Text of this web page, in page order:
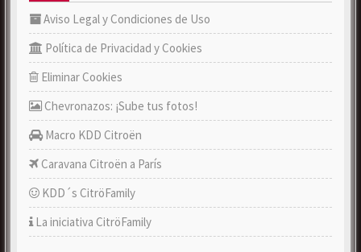
Aviso Legal y Condiciones de Uso
Política de Privacidad y Cookies
Eliminar Cookies
Chevronazos: ¡Sube tus fotos!
Macro KDD Citroën
Caravana Citroën a París
KDD´s CitröFamily
La iniciativa CitröFamily